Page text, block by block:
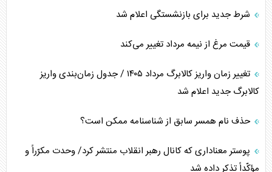
شرط جدید برای بازنشستگی اعلام شد
قیمت مرغ از نیمه مرداد تغییر می‌کند
تغییر زمان واریز کالابرگ مرداد ۱۴۰۵ / جدول زمان‌بندی واریز
کالابرگ جدید اعلام شد
حذف نام همسر سابق از شناسنامه ممکن است؟
پوستر معناداری که کانال رهبر انقلاب منتشر کرد/ وحدت مکرّراً و
مؤکّداً تذکر داده شد